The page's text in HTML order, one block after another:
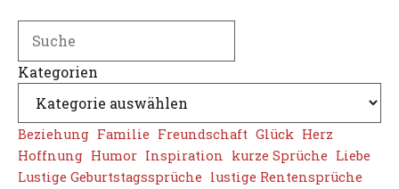
Kategorien
Beziehung Familie Freundschaft Glück Herz
Hoffnung Humor Inspiration kurze Sprüche Liebe
Lustige Geburtstagssprüche lustige Rentensprüche